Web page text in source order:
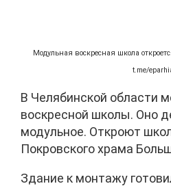
Модульная воскресная школа
t.me/
В Челябинской области
воскресной школы. Оно
модульное. Откроют
Покровского храма
Здание к монтажу